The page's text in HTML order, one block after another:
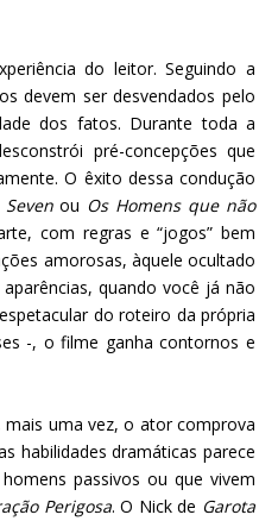
do leitor. Seguindo a
devem ser desvendados pelo
dos fatos. Durante toda a
pré-concepções que
O êxito dessa condução
Sevenou Os Homens que não
com regras e “jogos” bem
amorosas, àquele ocultado
quando você já não
do roteiro da própria
-, o filme ganha contornos e
uma vez, o ator comprova
habilidades dramáticas parece
passivos ou que vivem
Perigosa. O Nick de Garota